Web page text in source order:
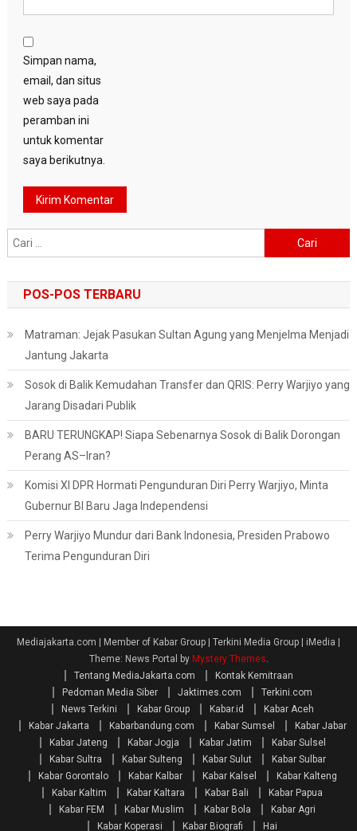
Simpan nama,
email, dan situs
web saya pada
peramban ini
untuk komentar
saya berikutnya.
untuk:
POS-POS TERBARU
Matraman: Jejak Pasukan Sultan Agung yang Menjelma Menjadi
Jantung Jakarta
Sosok di Balik Kemudahan Transfer dan QRIS: Perry Warjiyo yang
Jarang Disadari Publik
BARU TERUNGKAP! Siapa Sebenarnya Sosok di Balik Dorongan
Perang AS–Iran?
Komisi XI DPR Hormati Pengunduran Diri Perry Warjiyo, Minta
Gubernur BI Baru Jaga Independensi
Perry Warjiyo Mundur dari Bank Indonesia, Presiden Prabowo
Terima Pengunduran Diri
Mediajakarta.com | Member of Kabar Group | Terkini Media Group | iMedia
Theme: News Portal by Mystery Themes.
Tentang MediaJakarta.com
Kontak Kemitraan
Pedoman Media Siber
Jaktimes.com
Terkini.com
News Terkini
Kabar Group Kabar.id
Kabar Aceh
Kabar Jakarta
Kabarbandung.com Kabar Sumsel
Kabar Jabar
Kabar Jateng
Kabar Jogja Kabar Jatim
Kabar Sulsel
Kabar Sultra
Kabar Sulteng Kabar Sulut
Kabar Sulbar
Kabar Gorontalo
Kabar Kalbar Kabar Kalsel
Kabar Kalteng
Kabar Kaltim
Kabar Kaltara Kabar Bali
Kabar Papua
Kabar FEM
Kabar Muslim Kabar Bola
Kabar Agri
Kabar Koperasi
Kabar Biografi Hai